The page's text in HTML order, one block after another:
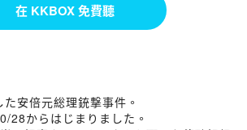
在 KKBOX 免費聽
安倍元総理銃撃事件。
28からはじまりました。